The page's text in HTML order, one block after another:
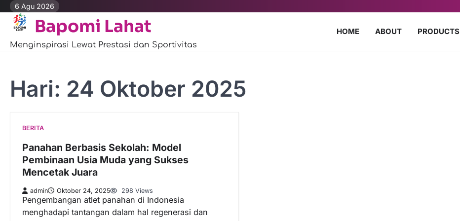
Skip
content
6 Agu 2026
Bapomi Lahat
Menginspirasi Lewat Prestasi dan Sportivitas
HOME ABOUT PRODUCTS
Hari: 24 Oktober 2025
BERITA
Panahan Berbasis Sekolah: Model
Pembinaan Usia Muda yang Sukses
Mencetak Juara
admin Oktober 24, 2025 298 Views
Pengembangan atlet panahan di Indonesia
menghadapi tantangan dalam hal regenerasi dan